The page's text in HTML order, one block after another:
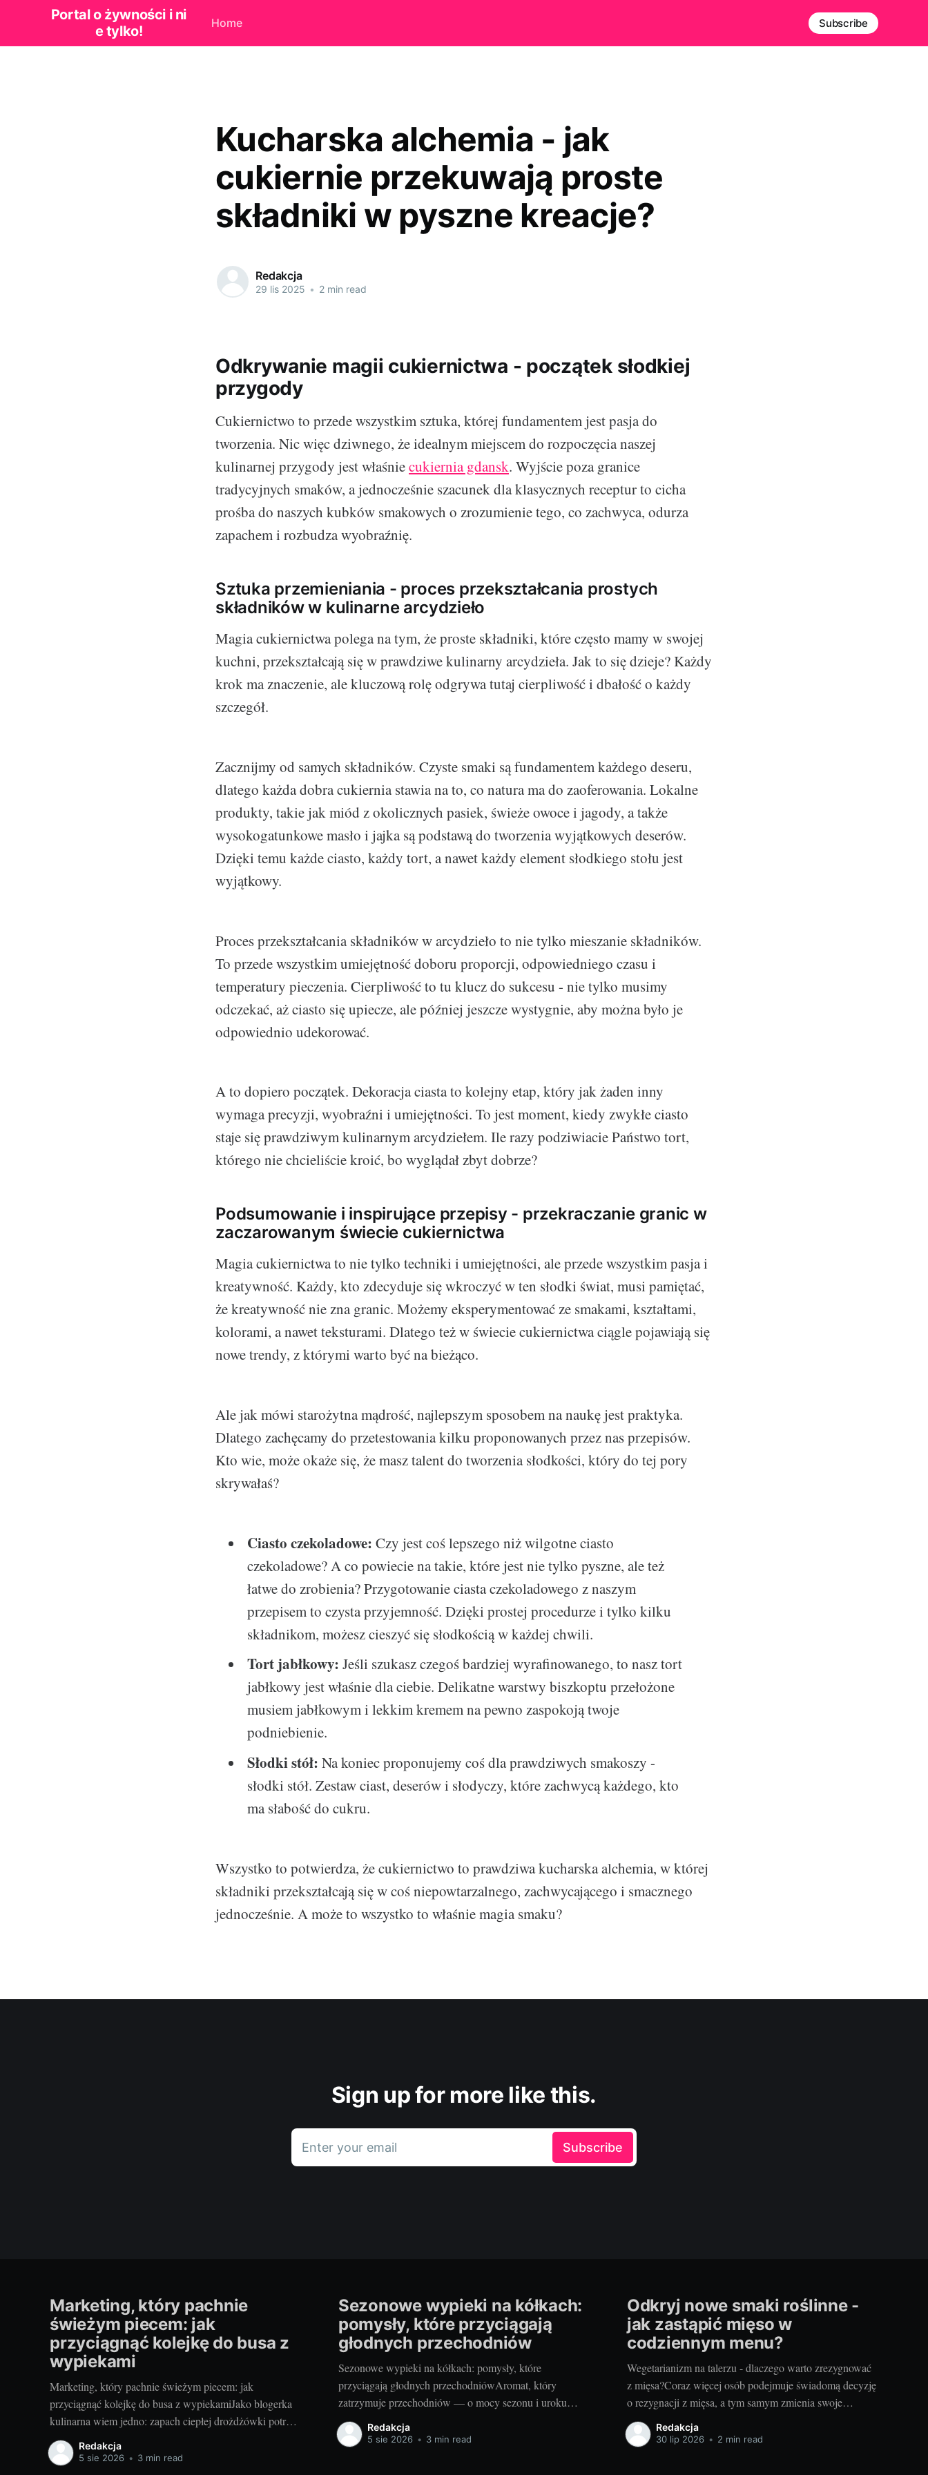
Portal o żywności i ni
e tylko!
Home Subscribe
Kucharska alchemia - jak
cukiernie przekuwają proste
składniki w pyszne kreacje?
Redakcja
29 lis 2025 • 2 min read
Odkrywanie magii cukiernictwa - początek słodkiej
przygody
Cukiernictwo to przede wszystkim sztuka, której fundamentem jest pasja do
tworzenia. Nic więc dziwnego, że idealnym miejscem do rozpoczęcia naszej
kulinarnej przygody jest właśniecukiernia gdansk. Wyjście poza granice
tradycyjnych smaków, a jednocześnie szacunek dla klasycznych receptur to cicha
prośba do naszych kubków smakowych o zrozumienie tego, co zachwyca, odurza
zapachem i rozbudza wyobraźnię.
Sztuka przemieniania - proces przekształcania prostych
składników w kulinarne arcydzieło
Magia cukiernictwa polega na tym, że proste składniki, które często mamy w swojej
kuchni, przekształcają się w prawdziwe kulinarny arcydzieła. Jak to się dzieje? Każdy
krok ma znaczenie, ale kluczową rolę odgrywa tutaj cierpliwość i dbałość o każdy
szczegół.
Zacznijmy od samych składników. Czyste smaki są fundamentem każdego deseru,
dlatego każda dobra cukiernia stawia na to, co natura ma do zaoferowania. Lokalne
produkty, takie jak miód z okolicznych pasiek, świeże owoce i jagody, a także
wysokogatunkowe masło i jajka są podstawą do tworzenia wyjątkowych deserów.
Dzięki temu każde ciasto, każdy tort, a nawet każdy element słodkiego stołu jest
wyjątkowy.
Proces przekształcania składników w arcydzieło to nie tylko mieszanie składników.
To przede wszystkim umiejętność doboru proporcji, odpowiedniego czasu i
temperatury pieczenia. Cierpliwość to tu klucz do sukcesu - nie tylko musimy
odczekać, aż ciasto się upiecze, ale później jeszcze wystygnie, aby można było je
odpowiednio udekorować.
A to dopiero początek. Dekoracja ciasta to kolejny etap, który jak żaden inny
wymaga precyzji, wyobraźni i umiejętności. To jest moment, kiedy zwykłe ciasto
staje się prawdziwym kulinarnym arcydziełem. Ile razy podziwiacie Państwo tort,
którego nie chcieliście kroić, bo wyglądał zbyt dobrze?
Podsumowanie i inspirujące przepisy - przekraczanie granic w
zaczarowanym świecie cukiernictwa
Magia cukiernictwa to nie tylko techniki i umiejętności, ale przede wszystkim pasja i
kreatywność. Każdy, kto zdecyduje się wkroczyć w ten słodki świat, musi pamiętać,
że kreatywność nie zna granic. Możemy eksperymentować ze smakami, kształtami,
kolorami, a nawet teksturami. Dlatego też w świecie cukiernictwa ciągle pojawiają się
nowe trendy, z którymi warto być na bieżąco.
Ale jak mówi starożytna mądrość, najlepszym sposobem na naukę jest praktyka.
Dlatego zachęcamy do przetestowania kilku proponowanych przez nas przepisów.
Kto wie, może okaże się, że masz talent do tworzenia słodkości, który do tej pory
skrywałaś?
Ciasto czekoladowe: Czy jest coś lepszego niż wilgotne ciasto
czekoladowe? A co powiecie na takie, które jest nie tylko pyszne, ale też
łatwe do zrobienia? Przygotowanie ciasta czekoladowego z naszym
przepisem to czysta przyjemność. Dzięki prostej procedurze i tylko kilku
składnikom, możesz cieszyć się słodkością w każdej chwili.
Tort jabłkowy: Jeśli szukasz czegoś bardziej wyrafinowanego, to nasz tort
jabłkowy jest właśnie dla ciebie. Delikatne warstwy biszkoptu przełożone
musiem jabłkowym i lekkim kremem na pewno zaspokoją twoje
podniebienie.
Słodki stół: Na koniec proponujemy coś dla prawdziwych smakoszy -
słodki stół. Zestaw ciast, deserów i słodyczy, które zachwycą każdego, kto
ma słabość do cukru.
Wszystko to potwierdza, że cukiernictwo to prawdziwa kucharska alchemia, w której
składniki przekształcają się w coś niepowtarzalnego, zachwycającego i smacznego
jednocześnie. A może to wszystko to właśnie magia smaku?
Sign up for more like this.
Enter your email Subscribe
Marketing, który pachnie
świeżym piecem: jak
przyciągnąć kolejkę do busa z
wypiekami
Marketing, który pachnie świeżym piecem: jak
przyciągnąć kolejkę do busa z wypiekamiJako blogerka
kulinarna wiem jedno: zapach ciepłej drożdżówki potrafi
zatrzymać nawet najbardziej zabieganych. Mobilna
piekarnia ma supermoc — piec na kołach i kontakt z
Redakcja
5 sie 2026 • 3 min read
Sezonowe wypieki na kółkach:
pomysły, które przyciągają
głodnych przechodniów
Sezonowe wypieki na kółkach: pomysły, które
przyciągają głodnych przechodniówAromat, który
zatrzymuje przechodniów — o mocy sezonu i uroku
mobilnej piekarniKiedy piekę w domu, najpierw działa
zapach: ciepły cynamon, maślane ciasto, chrupiąca
Redakcja
5 sie 2026 • 3 min read
Odkryj nowe smaki roślinne -
jak zastąpić mięso w
codziennym menu?
Wegetarianizm na talerzu - dlaczego warto zrezygnować
z mięsa?Coraz więcej osób podejmuje świadomą decyzję
o rezygnacji z mięsa, a tym samym zmienia swoje
dotychczasowe nawyki żywieniowe na korzyść diety
roślinnej. Głównym powodem takiej zmiany może być
Redakcja
30 lip 2026 • 2 min read